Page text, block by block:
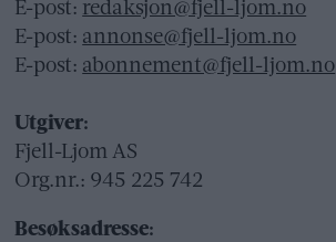
E-post: redaksjon@fjell-ljom.no
E-post: annonse@fjell-ljom.no
E-post: abonnement@fjell-ljom.no
Utgiver:
Fjell-Ljom AS
Org.nr.: 945 225 742
Besøksadresse: